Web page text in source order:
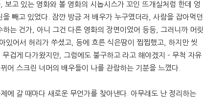
고 있는 영화와 볼 영화의 시놉시스가 꼬인 뜨개실처럼 한데 엉
빼고 있었다. 잠깐 방금 저 배우가 누구였더라, 사람을 잡아먹던
는 건가, 아니 그건 다른 영화의 장면이었어 등등, 그러니까 머릿
있어서 허리가 쑤셨고, 등에 흐른 식은땀이 찝찝했고, 하지만 씻
겁게 다가왔지만, 그럼에도 불구하고 라고 해야겠지 – 무척 자유
어 스크린 너머의 배우들이 나를 관람하는 기분을 느꼈다.
에 갈 때마다 새로운 무언가를 찾아낸다. 아무래도 난 정리하는